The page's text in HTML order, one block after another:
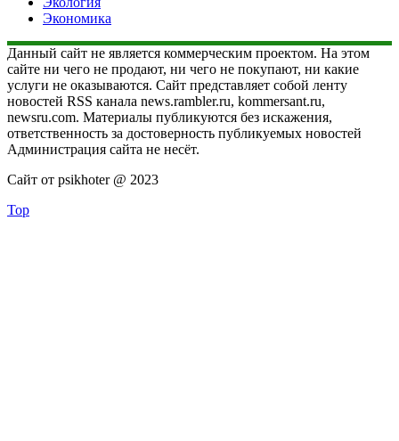
Экономика
Данный сайт не является коммерческим проектом. На этом
сайте ни чего не продают, ни чего не покупают, ни какие
услуги не оказываются. Сайт представляет собой ленту
новостей RSS канала news.rambler.ru, kommersant.ru,
newsru.com. Материалы публикуются без искажения,
ответственность за достоверность публикуемых новостей
Администрация сайта не несёт.
Сайт от psikhoter @ 2023
Top